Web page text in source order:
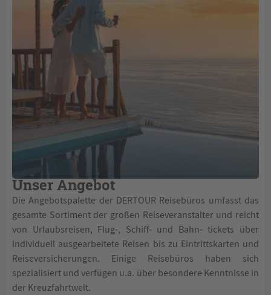
Unser Angebot
Die Angebotspalette der DERTOUR Reisebüros umfasst das
gesamte Sortiment der großen Reiseveranstalter und reicht
von Urlaubsreisen, Flug-, Schiff- und Bahn- tickets über
individuell ausgearbeitete Reisen bis zu Eintrittskarten und
Reiseversicherungen. Einige Reisebüros haben sich
spezialisiert und verfügen u.a. über besondere Kenntnisse in
der Kreuzfahrtwelt.